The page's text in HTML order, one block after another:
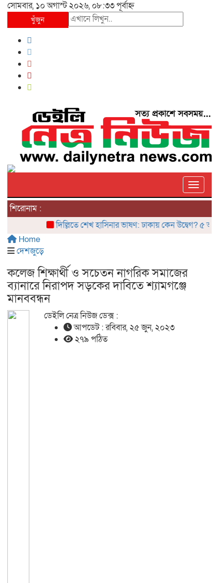
সোমবার, ১০ অগাস্ট ২০২৬, ০৮:৩৩ পূর্বাহ্ন
খুঁজুন
শিরোনাম :
দিল্লিতে শেখ হাসিনার ভাষণ: ঢাকায় কেন উদ্বেগ? ৫
Home
দেশজুড়ে
কলেজ শিক্ষার্থী ও সচেতন নাগরিক সমাজের
ব্যানারে নিরাপদ সড়কের দাবিতে শ্যামগঞ্জে
মানববন্ধন
ডেইলি নেত্র নিউজ ডেক্স :
আপডেট : রবিবার, ২৫ জুন, ২০২৩
২৭৯ পঠিত